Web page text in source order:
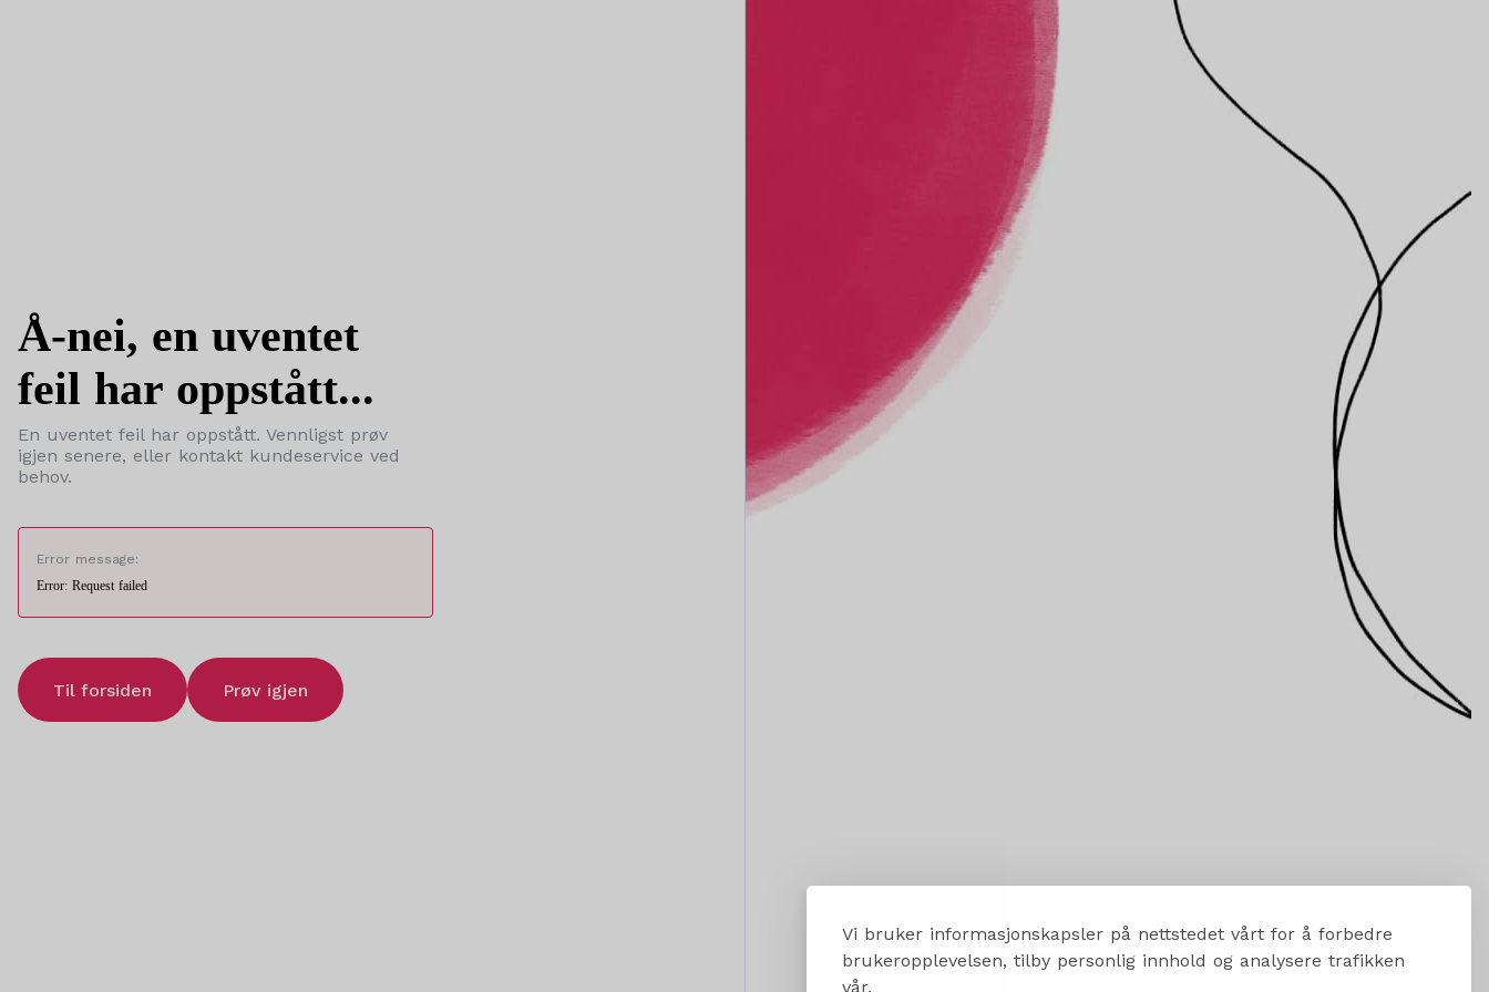
Vi bruker informasjonskapsler på nettstedet vårt for å forbedre
brukeropplevelsen, tilby personlig innhold og analysere trafikken
vår.
Å-nei, en uventet
feil har oppstått...
En uventet feil har oppstått. Vennligst prøv
igjen senere, eller kontakt kundeservice ved
behov.
Error message:
Error: Request failed
Til forsiden Prøv igjen